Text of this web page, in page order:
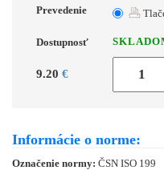
Prevedenie
Dostupnosť
9.20 €
Informácie o norme:
Označenie normy: ČSN ISO 199